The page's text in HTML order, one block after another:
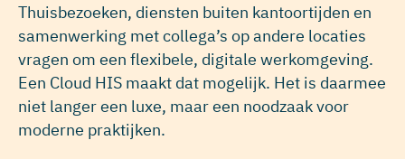
Thuisbezoeken, diensten buiten kantoortijden en
samenwerking met collega’s op andere locaties
vragen om een flexibele, digitale werkomgeving.
Een Cloud HIS maakt dat mogelijk. Het is daarmee
niet langer een luxe, maar een noodzaak voor
moderne praktijken.